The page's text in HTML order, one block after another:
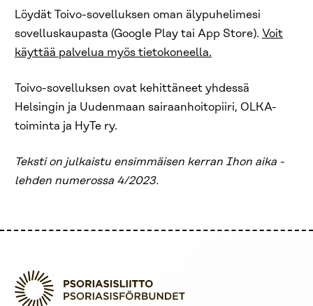
Löydät Toivo-sovelluksen oman älypuhelimesi
sovelluskaupasta (Google Play tai App Store). Voit
käyttää palvelua myös tietokoneella.
Toivo-sovelluksen ovat kehittäneet yhdessä
Helsingin ja Uudenmaan sairaanhoitopiiri, OLKA-
toiminta ja HyTe ry.
Teksti on julkaistu ensimmäisen kerran Ihon aika -
lehden numerossa 4/2023.